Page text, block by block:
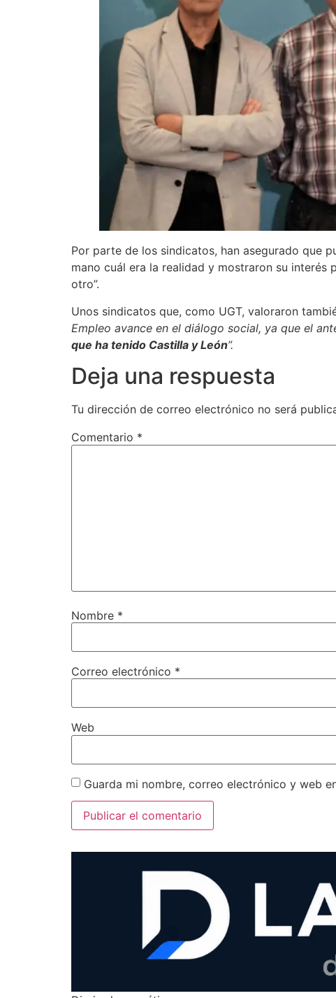
Por parte de los sindicatos, han asegurado que
mano cuál era la realidad y mostraron su interés
otro”.
Unos sindicatos que, como UGT, valoraron
Empleo avance en el diálogo social, ya que el
que ha tenido Castilla y León”.
Deja una respuesta
Tu dirección de correo electrónico no será
Comentario *
Nombre *
Correo electrónico *
Web
Guarda mi nombre, correo electrónico y web